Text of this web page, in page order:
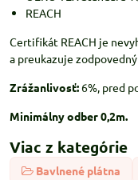
REACH
Certifikát REACH je
a preukazuje
Zrážanlivosť: 6%, pred
Minimálny odber 0,2m.
Viac z kategórie
Bavlnené plátna